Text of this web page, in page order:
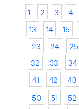
1 2 3 4
13
14 15
23
24 25
32
33 34
41
42 43
50
51 52